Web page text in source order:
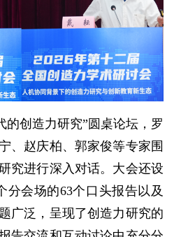
的创造力研究”圆桌论坛，罗
、赵庆柏、郭家俊等专家围
究进行深入对话。大会还设
分会场的63个口头报告以及
广泛，呈现了创造力研究的